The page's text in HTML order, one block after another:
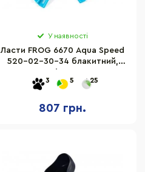
У наявності
Ласти FROG 6670 Aqua Speed
520-02-30-34 блакитний,
3 5 25
807 грн.